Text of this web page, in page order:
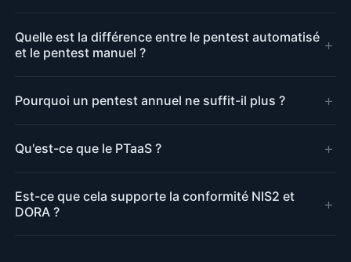
Quelle est la différence entre le pentest automatisé
et le pentest manuel ?
+
Pourquoi un pentest annuel ne suffit-il plus ? +
Qu'est-ce que le PTaaS ? +
Est-ce que cela supporte la conformité NIS2 et
DORA ?
+